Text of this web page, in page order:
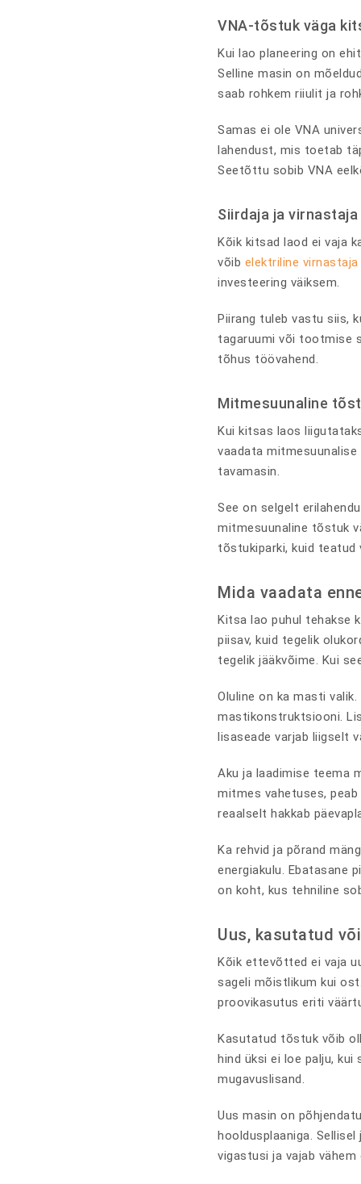
VNA-tõstuk väga
Kui lao planeering on
Selline masin on
saab rohkem riiulit ja
Samas ei ole VNA
lahendust, mis toetab
Seetõttu sobib VNA
Siirdaja ja
Kõik kitsad laod ei vaja
võib elektriline virnastaja
investeering väiksem.
Piirang tuleb vastu siis,
tagaruumi või tootmise
tõhus töövahend.
Mitmesuunaline
Kui kitsas laos
vaadata
tavamasin.
See on selgelt
mitmesuunaline tõstuk
tõstukiparki, kuid teatud
Mida vaadata
Kitsa lao puhul tehakse
piisav, kuid tegelik
tegelik jääkvõime. Kui
Oluline on ka masti
mastikonstruktsiooni.
lisaseade varjab liigselt
Aku ja laadimise teema
mitmes vahetuses,
reaalselt hakkab
Ka rehvid ja põrand
energiakulu. Ebatasane
on koht, kus tehniline
Uus, kasutatud
Kõik ettevõtted ei vaja
sageli mõistlikum kui
proovikasutus eriti
Kasutatud tõstuk võib
hind üksi ei loe palju,
mugavuslisand.
Uus masin on
hooldusplaaniga.
vigastusi ja vajab